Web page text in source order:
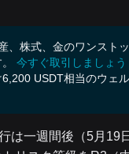
、株式、金のワンスト
今すぐ取引しましょう
USDT相当のウェ
は一週間後（5月19